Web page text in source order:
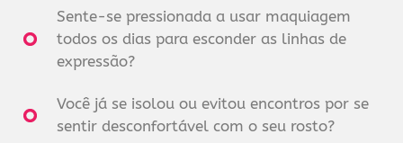
Sente-se pressionada a usar maquiagem
todos os dias para esconder as linhas de
expressão?
Você já se isolou ou evitou encontros por se
sentir desconfortável com o seu rosto?